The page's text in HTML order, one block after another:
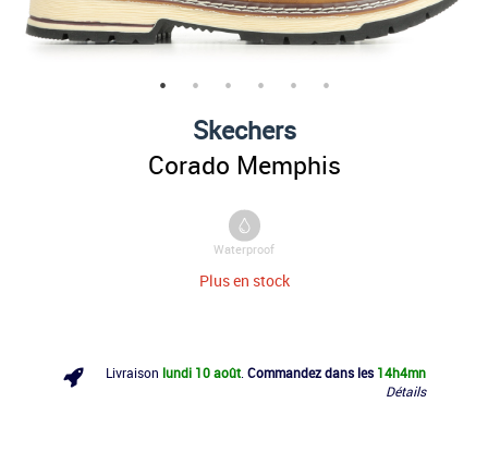
Skechers
Corado Memphis
Waterproof
Plus en stock
Livraison lundi 10 août. Commandez dans les 14h4mn
Détails